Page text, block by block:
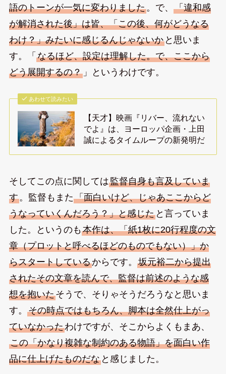
語のトーンが一気に変わりました。で、 「違和感
が解消された後」は皆、「この後、何がどうなる
わけ？」みたいに感じるんじゃないかと思いま
す。「 なるほど、設定は理解した。で、ここから
どう展開するの？」というわけです。
あわせて読みたい
【天才】映画『リバー、流れない
でよ』は、ヨーロッパ企画・上田
誠によるタイムループの新発明だ
そしてこの点に関しては監督自身も言及していま
す。監督もまた「面白いけど、じゃあここからど
うなっていくんだろう？」と感じたと言っていま
した。というのも本作は、「紙1枚に20行程度の文
章（プロットと呼べるほどのものでもない）」か
らスタートしているからです。 坂元裕二から提出
されたその文章を読んで、監督は前述のような感
想を抱いたそうで、そりゃそうだろうなと思いま
す。 その時点ではもちろん、脚本は全然仕上がっ
ていなかったわけですが、そこからよくもまあ、
この「かなり複雑な制約のある物語」を面白い作
品に仕上げたものだなと感じました。